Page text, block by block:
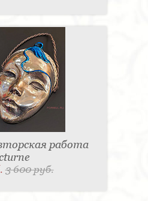
работа
3 600 руб.